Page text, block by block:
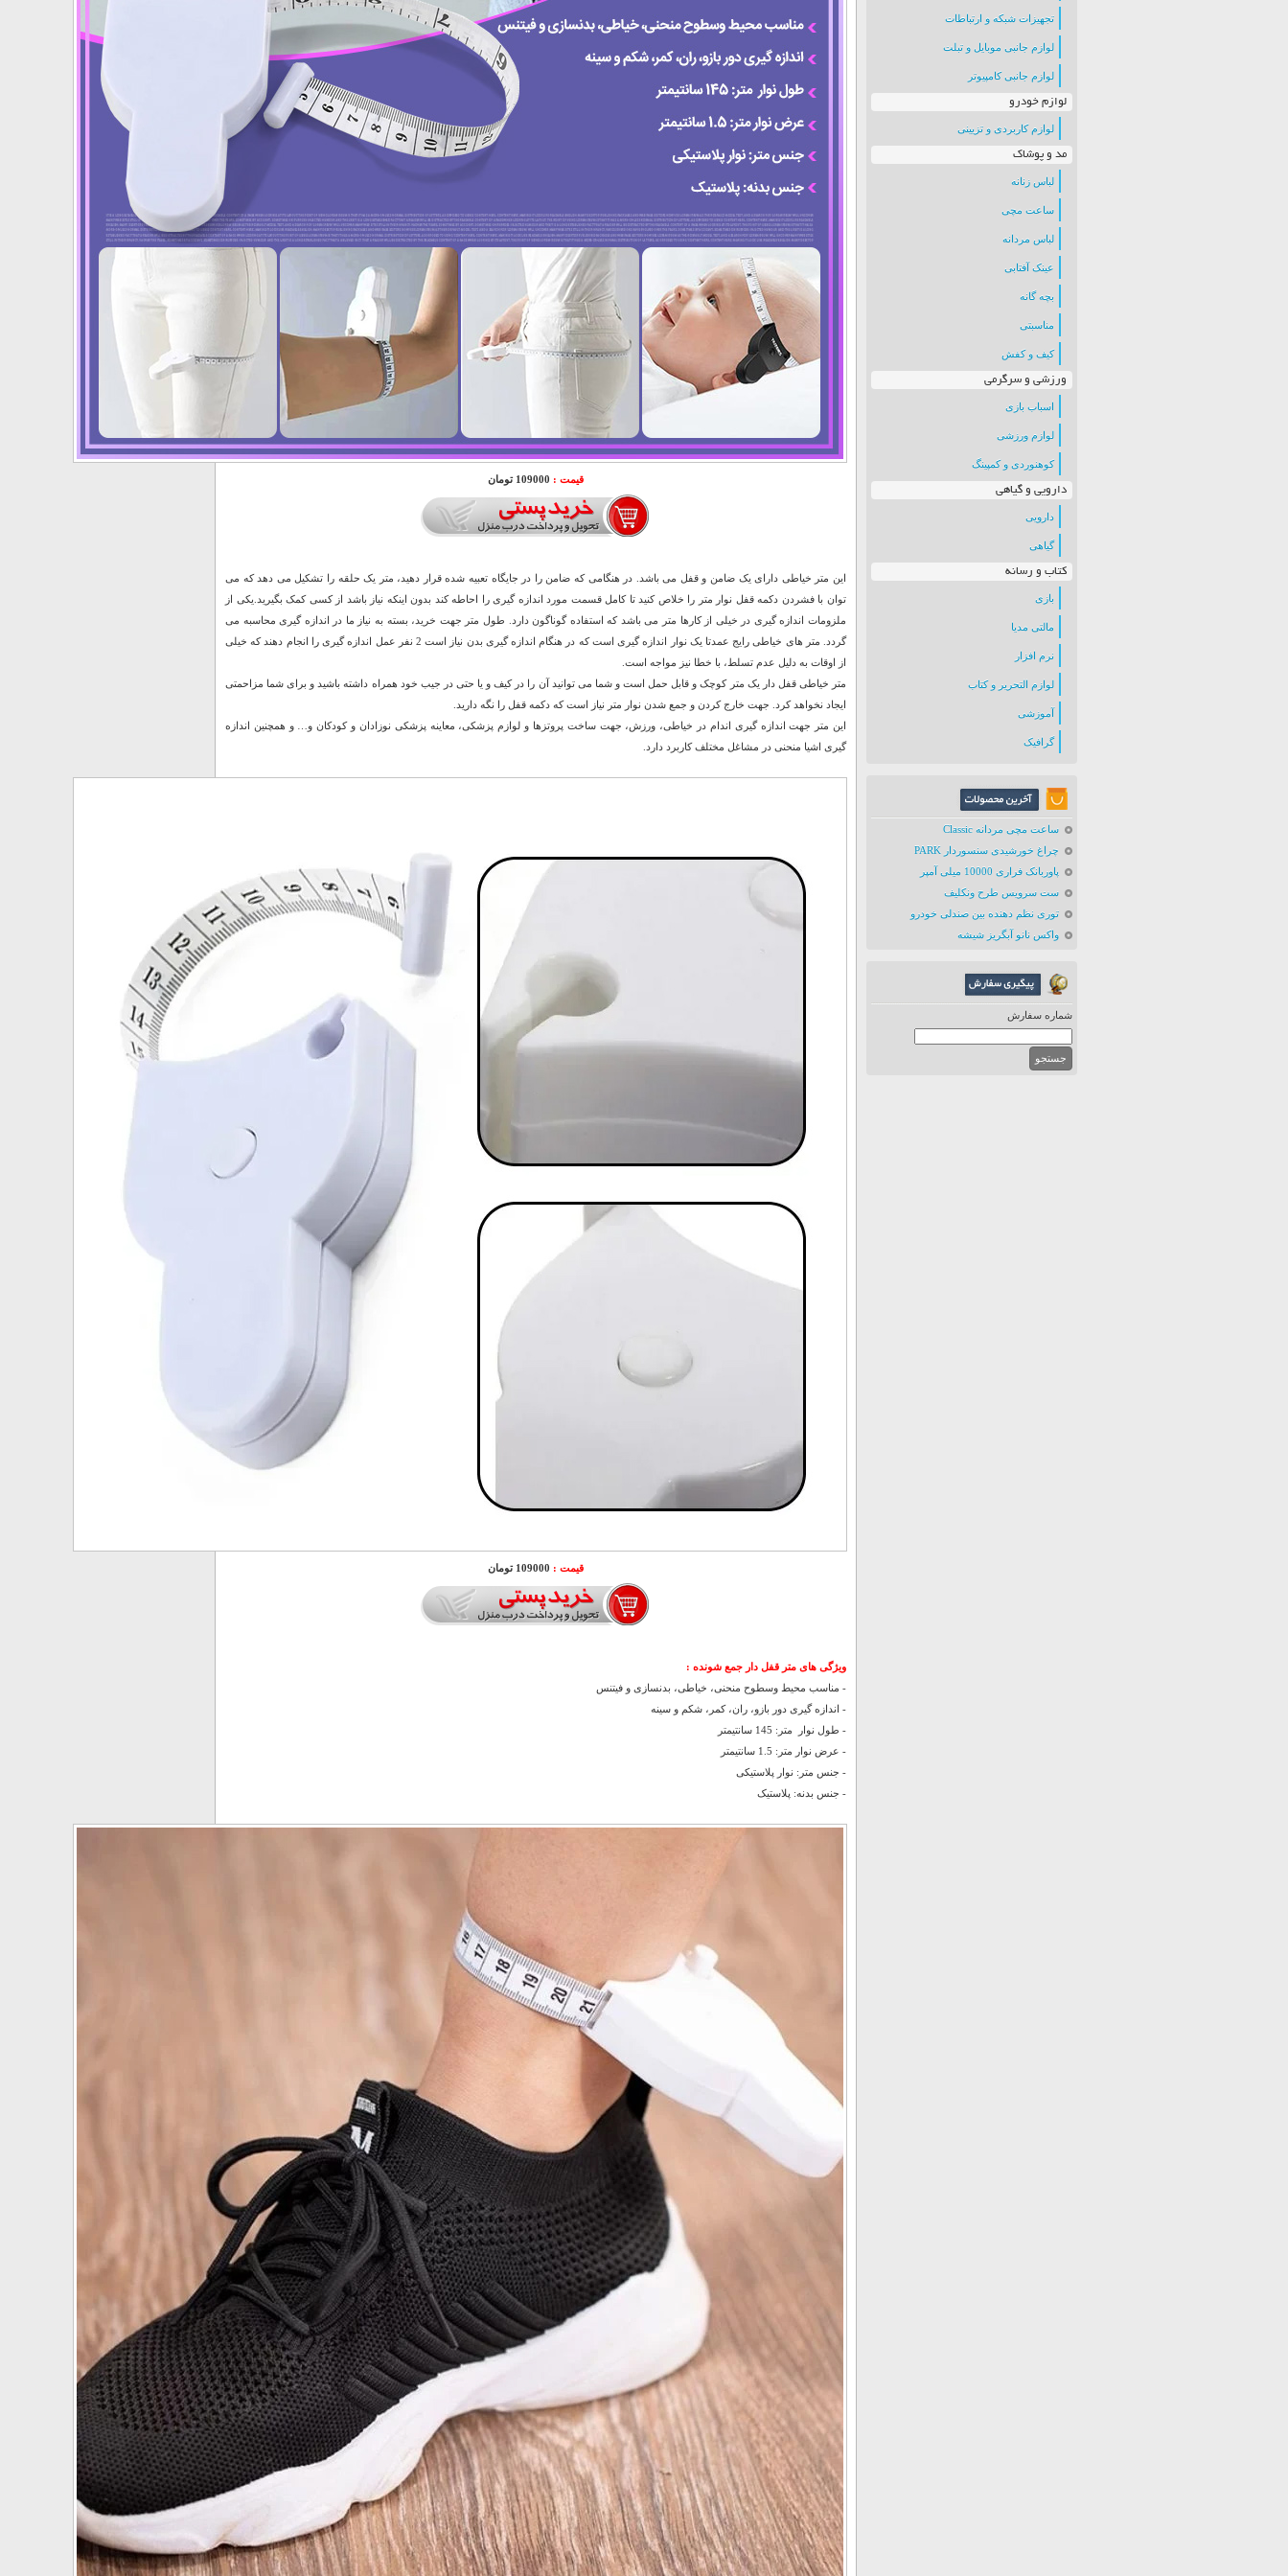
تجهیزات شبکه و ارتباطات
لوازم جانبی موبایل و تبلت
لوازم جانبی کامپیوتر
لوازم خودرو
لوازم کاربردی و تزیینی
مد و پوشاک
لباس زنانه
ساعت مچی
لباس مردانه
عینک آفتابی
بچه گانه
مناسبتی
کیف و کفش
ورزشی و سرگرمی
اسباب بازی
لوازم ورزشی
کوهنوردی و کمپینگ
دارویی و گیاهی
دارویی
گیاهی
کتاب و رسانه
بازی
مالتی مدیا
نرم افزار
لوازم التحریر و کتاب
آموزشی
گرافیک
ساعت مچی مردانه Classic
چراغ خورشیدی سنسوردار PARK
پاوربانک فراری 10000 میلی آمپر
ست سرویس طرح ونکلیف
توری نظم دهنده بین صندلی خودرو
واکس نانو آبگریز شیشه
شماره سفارش
قیمت : 109000 تومان
این متر خیاطی دارای یک ضامن و قفل می باشد. در هنگامی که ضامن را در جایگاه تعبیه شده قرار دهید، متر یک حلقه را تشکیل می دهد که می
توان با فشردن دکمه قفل نوار متر را خلاص کنید تا کامل قسمت مورد اندازه گیری را احاطه کند بدون اینکه نیاز باشد از کسی کمک بگیرید.یکی از
ملزومات اندازه گیری در خیلی از کارها متر می باشد که استفاده گوناگون دارد. طول متر جهت خرید، بسته به نیاز ما در اندازه گیری محاسبه می
گردد. متر های خیاطی رایج عمدتا یک نوار اندازه گیری است که در هنگام اندازه گیری بدن نیاز است 2 نفر عمل اندازه گیری را انجام دهند که خیلی
از اوقات به دلیل عدم تسلط، با خطا نیز مواجه است.
متر خیاطی قفل دار یک متر کوچک و قابل حمل است و شما می توانید آن را در کیف و یا حتی در جیب خود همراه داشته باشید و برای شما مزاحمتی
ایجاد نخواهد کرد. جهت خارج کردن و جمع شدن نوار متر نیاز است که دکمه قفل را نگه دارید.
این متر جهت اندازه گیری اندام در خیاطی، ورزش، جهت ساخت پروتزها و لوازم پزشکی، معاینه پزشکی نوزادان و کودکان و… و همچنین اندازه
گیری اشیا منحنی در مشاغل مختلف کاربرد دارد.
قیمت : 109000 تومان
ویژگی های متر قفل دار جمع شونده :
- مناسب محیط وسطوح منحنی، خیاطی، بدنسازی و فیتنس
- اندازه گیری دور بازو، ران، کمر، شکم و سینه
- طول نوار متر: 145 سانتیمتر
- عرض نوار متر: 1.5 سانتیمتر
- جنس متر: نوار پلاستیکی
- جنس بدنه: پلاستیک